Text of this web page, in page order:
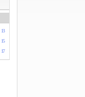
13
15
17